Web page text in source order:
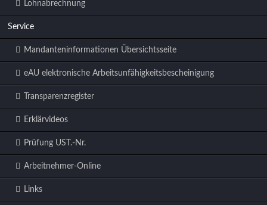
Lohnabrechnung
Service
Mandanteninformationen Übersichtsseite
eAU elektronische Arbeitsunfähigkeitsbescheinigung
Transparenzregister
Erklärvideos
Prüfung UST.-Nr.
Arbeitnehmer-Online
Links